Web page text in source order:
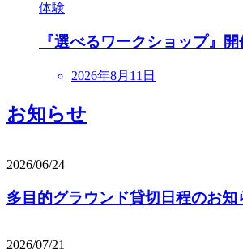
体験
『選べるワークショップ』開
2026年8月11日
お知らせ
2026/06/24
多目的グラウンド貸切日程のお知
2026/07/21